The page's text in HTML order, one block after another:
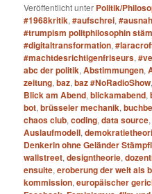
Veröffentlicht unter Politik/
#1968kritik,#aufschrei,
#trumpism politphilosophin
#digitaltransformation,
#machtdesrichtigenfriseurs,
abc der politik,Abstimmungen,
zeitung,baz,baz #NoRadioShow
Blick am Abend,blickamabend,
bot,brüsseler mechanik,
chaos club,coding,data source
Auslaufmodell,
Denkerin ohne Geländer
wallstreet,designtheorie,
ensuite,eroberung der welt als
kommission,europäischer